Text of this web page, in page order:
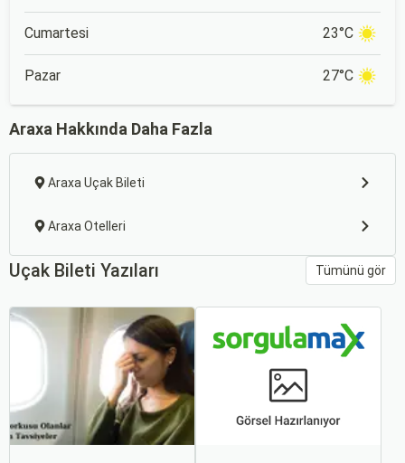
Cumartesi 23°C
Pazar 27°C
Araxa Hakkında Daha Fazla
Araxa Uçak Bileti
Araxa Otelleri
Uçak Bileti Yazıları Tümünü gör